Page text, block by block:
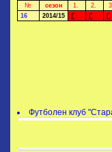
№ сезон 1. 2.
16
2014/15 Г Г Г
Футболен клуб